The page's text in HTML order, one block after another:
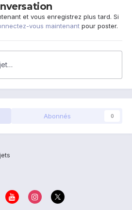
et vous enregistrez plus tard. Si
vous maintenant pour poster.
Abonnés 0